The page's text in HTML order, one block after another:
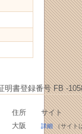
明書登録番号 FB -
住所
サイト
大阪 詳細（サイト